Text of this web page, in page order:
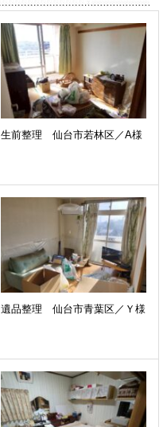
生前整理 仙台市若林区／A様
遺品整理 仙台市青葉区／Ｙ様